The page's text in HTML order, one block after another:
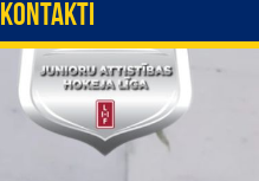
KONTAKTI